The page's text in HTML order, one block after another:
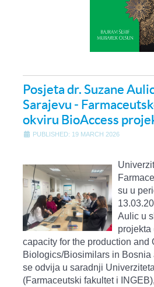
Posjeta dr. Suzane
Sarajevu -
okviru BioAccess
PUBLISHED: 19 MARCH 2026
su u
Aulic u
projekta
capacity for the production and
Biologics/Biosimilars in
se odvija u saradnji
(Farmaceutski fakultet i